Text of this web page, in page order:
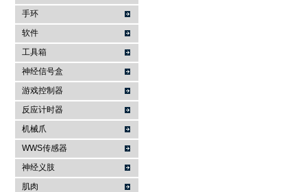
手环
软件
工具箱
神经信号盒
游戏控制器
反应计时器
机械爪
WWS传感器
神经义肢
肌肉